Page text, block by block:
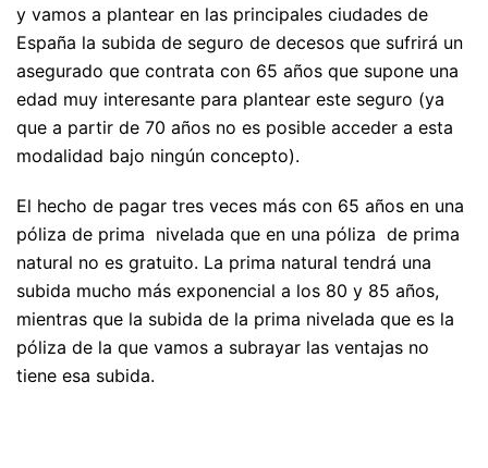
y vamos a plantear en las principales ciudades de
España la subida de seguro de decesos que sufrirá un
asegurado que contrata con 65 años que supone una
edad muy interesante para plantear este seguro (ya
que a partir de 70 años no es posible acceder a esta
modalidad bajo ningún concepto).
El hecho de pagar tres veces más con 65 años en una
póliza de prima nivelada que en una póliza de prima
natural no es gratuito. La prima natural tendrá una
subida mucho más exponencial a los 80 y 85 años,
mientras que la subida de la prima nivelada que es la
póliza de la que vamos a subrayar las ventajas no
tiene esa subida.